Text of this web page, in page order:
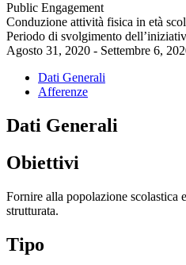
Public Engagement
Conduzione attività fisica in età
Periodo di svolgimento
Agosto 31, 2020 - Settembre 6,
Dati Generali
Afferenze
Dati Generali
Obiettivi
Fornire alla popolazione scolastica
strutturata.
Tipo